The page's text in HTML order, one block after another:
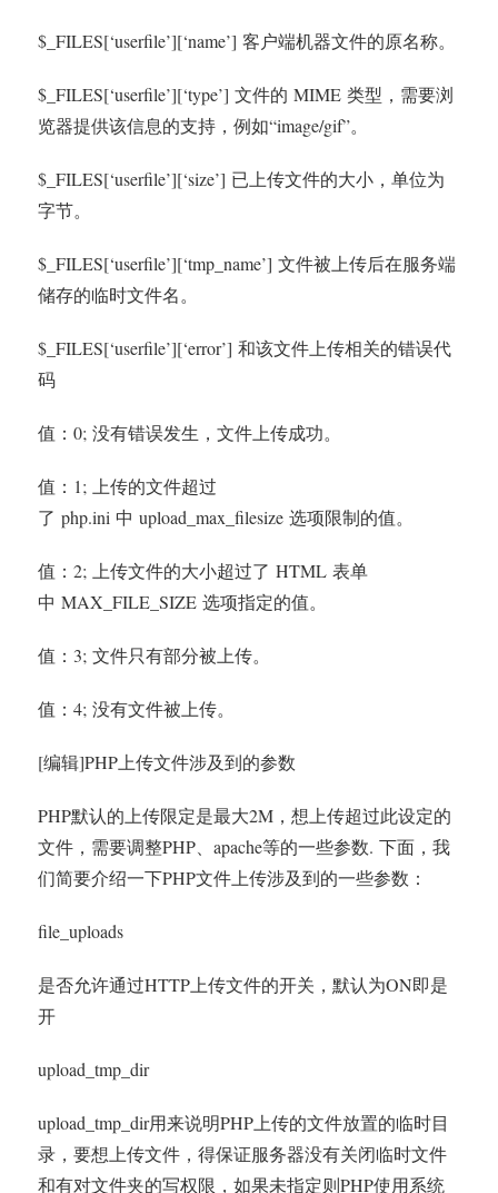
$_FILES[‘userfile’][‘name’] 客户端机器文件的原名称。
$_FILES[‘userfile’][‘type’] 文件的 MIME 类型，需要浏
览器提供该信息的支持，例如“image/gif”。
$_FILES[‘userfile’][‘size’] 已上传文件的大小，单位为
字节。
$_FILES[‘userfile’][‘tmp_name’] 文件被上传后在服务端
储存的临时文件名。
$_FILES[‘userfile’][‘error’] 和该文件上传相关的错误代
码
值：0; 没有错误发生，文件上传成功。
值：1; 上传的文件超过
了 php.ini 中 upload_max_filesize 选项限制的值。
值：2; 上传文件的大小超过了 HTML 表单
中 MAX_FILE_SIZE 选项指定的值。
值：3; 文件只有部分被上传。
值：4; 没有文件被上传。
[编辑]PHP上传文件涉及到的参数
PHP默认的上传限定是最大2M，想上传超过此设定的
文件，需要调整PHP、apache等的一些参数. 下面，我
们简要介绍一下PHP文件上传涉及到的一些参数：
file_uploads
是否允许通过HTTP上传文件的开关，默认为ON即是
开
upload_tmp_dir
upload_tmp_dir用来说明PHP上传的文件放置的临时目
录，要想上传文件，得保证服务器没有关闭临时文件
和有对文件夹的写权限，如果未指定则PHP使用系统